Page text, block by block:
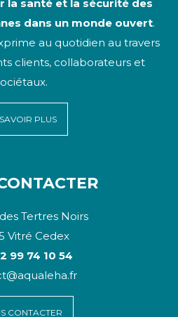
la santé et la sécurité des
dans un monde ouvert.
au quotidien au travers
clients, collaborateurs et
PLUS
Tertres Noirs
Vitré Cedex
99 74 10 54
CONTACTER